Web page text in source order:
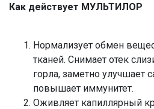
Как действует МУЛЬТИЛОР
Нормализует обмен
тканей. Снимает отек
горла, заметно улучшает
повышает иммунитет.
Оживляет капиллярный